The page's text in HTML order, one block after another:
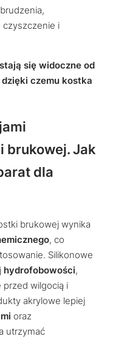
czyszczenie i
się widoczne od
czemu kostka
brukowej. Jak
dla
brukowej wynika
, co
Silikonowe
hydrofobowości,
wilgocią i
akrylowe lepiej
oraz
utrzymać